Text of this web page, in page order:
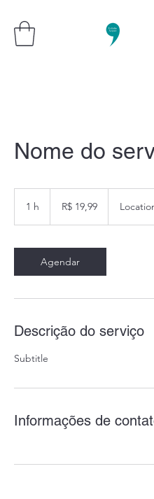
Nome do
1 h
brasileiros
R$ 19,99
Agendar
Descrição do serviço
Subtitle
Informações de